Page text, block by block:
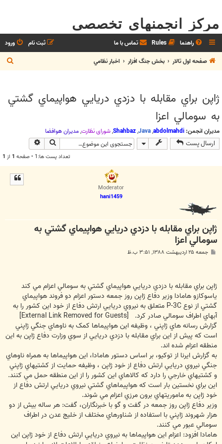
مرکز انجمنهای تخصصی
راهنما Rules تماس با ما ورود
ثبت نام
صفحه اول تالار
بخش جنگ افزار اخبار نظامي
س
ژاپن براي مقابله با دزدي دريايي هواپيماي گشتي
به سومالي اعزا
مدیران انجمن: abdolmahdi
,
Java
,
Shahbaz
,شوراي نظارت,مديران هوافضا
ارسال پست جستجو
تعداد پست ها:1 • صفحه 1 از 1
Moderator
hani1459
ژاپن براي مقابله با دزدي دريايي هواپيماي گشتي به
سومالي اعزا
جمعه ۲۵ اردیبهشت ۱۳۸۸, ۳:۵۱ ب.ظ
ژاپن براي مقابله با دزدي دريايي هواپيماي گشتي به سومالي اعزام مي کند
ياسوکازو هامادا وزير دفاع ژاپن روز جمعه دستور اعزام دو فروند هواپيماي
گشتي از نوع P-3C متعلق به نيروي دريايي ارتش دفاع از خود اين کشور را به
آبهاي اطراف سومالي صادر کرد. [External Link Removed for Guests]
گزارش رسانه هاي ژاپني ، وظيفه اين هواپيماها کمک به ناوهاي جنگي ژاپني
است که پيش از اين براي مقابله با دزدي دريايي از سوي وزارت دفاع ژاپن به اين
منطقه اعزام شده اند.
به گزارش ايرنا از توکيو، بر اساس دستور هامادا، اين هواپيماها به همراه ناوهاي
جنگي نيروي دريايي ارتش دفاع از خود ژاپن ، وظيفه حمايت از کشتيهاي ژاپني
و کشتيهاي خارجي را دارد که کالاهاي اين کشور را از اين منطقه حمل مي کنند.
اين براي نخستين بار است که هواپيماهاي گشتي نيروي دريايي ارتش دفاع از
خود ژاپن به ماموريتهاي برون مرزي اعزام مي شوند.
وزير دفاع ژاپن روز جمعه در گفت و گو با خبرنگاران، گفت: هر ساله بيش از دو
هزار شهروند ژاپني با استفاده از شناورهاي مختلف از خليج عدن در اطراف
سومالي عبور مي کنند.
هامادا افزود: اعزام اين هواپيماها به نيروي دريايي ارتش دفاع از خود ژاپن اين